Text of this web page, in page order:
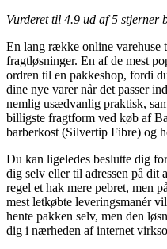
Vurderet til 4.9 ud af 5 stjerner
En lang række online varehuse
fragtløsninger. En af de mest
ordren til en pakkeshop, fordi
dine nye varer når det passer
nemlig usædvanlig praktisk,
billigste fragtform ved køb af
barberkost (Silvertip Fibre) og
Du kan ligeledes beslutte dig
dig selv eller til adressen på dit
regel et hak mere pebret, men
mest letkøbte leveringsmanér
hente pakken selv, men den
dig i nærheden af internet